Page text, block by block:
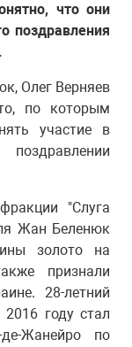
что они
поздравления
Олег Верняев
по которым
участие в
"Слуга
Жан Беленюк
золото на
признали
28-летний
году стал
Жанейро по